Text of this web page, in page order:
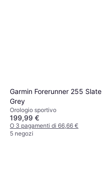
Garmin Forerunner 255 Slate
Grey
Orologio sportivo
199,99 €
O 3 pagamenti di 66,66 €
5 negozi